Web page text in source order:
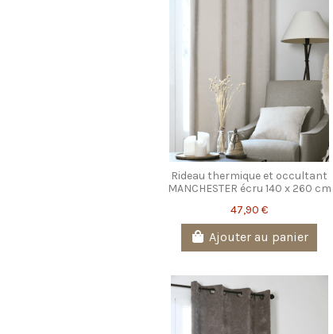
Rideau thermique et occultant
MANCHESTER écru 140 x 260 cm
47,90 €
Ajouter au panier